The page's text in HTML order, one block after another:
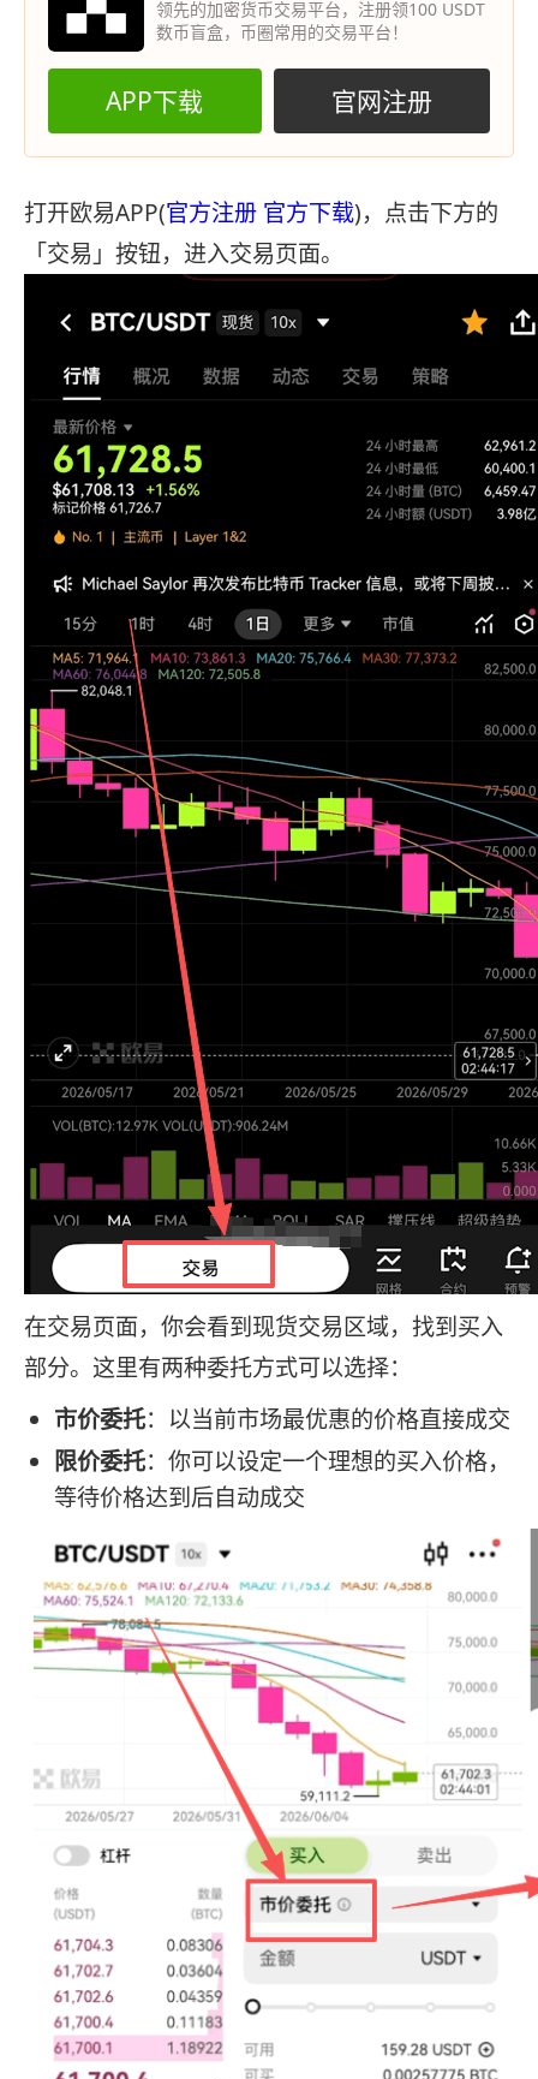
领先的加密货币交易平台，注册领100 USDT
数币盲盒，币圈常用的交易平台！
APP下载 官网注册
打开欧易APP(官方注册 官方下载)，点击下方的
「交易」按钮，进入交易页面。
在交易页面，你会看到现货交易区域，找到买入
部分。这里有两种委托方式可以选择：
市价委托：以当前市场最优惠的价格直接成交
限价委托：你可以设定一个理想的买入价格，
等待价格达到后自动成交